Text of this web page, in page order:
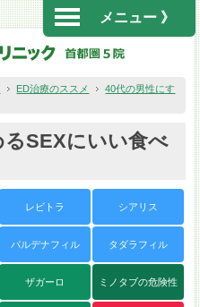
メニュー 》
ED治療のススメ
40代の男性にす
SEXにいい食べ
レビトラ シアリス
バルデナフィル タダラフィル
ザガーロ ミノタブの危険性